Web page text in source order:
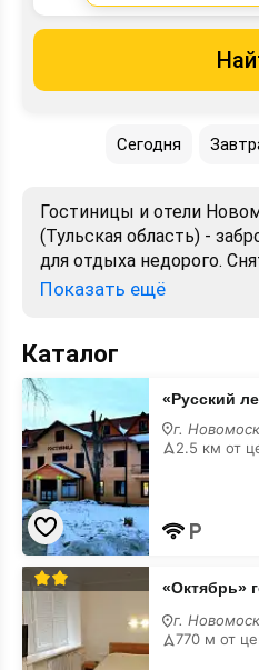
Сегодня
Гостиницы и отели
(Тульская область) -
для отдыха недорого.
отели в Новомосковске.
выбор.
Показать ещё
Каталог
«Русский
лес»
гостиница
лучшие
«Русский
г.
2.5 км от
«Октябрь»
гостиница
«Октябрь»
г.
770 м от